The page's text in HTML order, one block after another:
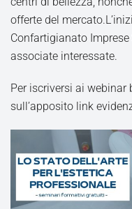
offerte del
Confartigianato
associate interessate.
Per iscriversi ai
sull’apposito link